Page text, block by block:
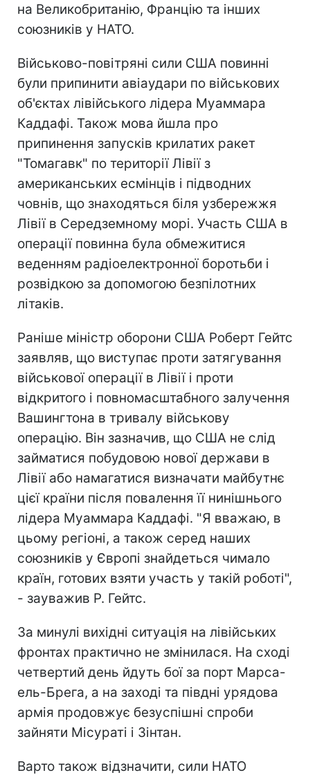
на Великобританію, Францію та інших
союзників у НАТО.
Військово-повітряні сили США повинні
були припинити авіаудари по військових
об'єктах лівійського лідера Муаммара
Каддафі. Також мова йшла про
припинення запусків крилатих ракет
"Томагавк" по території Лівії з
американських есмінців і підводних
човнів, що знаходяться біля узбережжя
Лівії в Середземному морі. Участь США в
операції повинна була обмежитися
веденням радіоелектронної боротьби і
розвідкою за допомогою безпілотних
літаків.
Раніше міністр оборони США Роберт Гейтс
заявляв, що виступає проти затягування
військової операції в Лівії і проти
відкритого і повномасштабного залучення
Вашингтона в тривалу військову
операцію. Він зазначив, що США не слід
займатися побудовою нової держави в
Лівії або намагатися визначати майбутнє
цієї країни після повалення її нинішнього
лідера Муаммара Каддафі. "Я вважаю, в
цьому регіоні, а також серед наших
союзників у Європі знайдеться чимало
країн, готових взяти участь у такій роботі",
- зауважив Р. Гейтс.
За минулі вихідні ситуація на лівійських
фронтах практично не змінилася. На сході
четвертий день йдуть бої за порт Марса-
ель-Брега, а на заході та півдні урядова
армія продовжує безуспішні спроби
зайняти Місураті і Зінтан.
Варто також відзначити, сили НАТО